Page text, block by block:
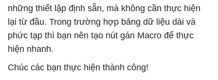
những thiết lập định sẵn, mà không cần thực hiện
lại từ đầu. Trong trường hợp bảng dữ liệu dài và
phức tạp thì bạn nên tạo nút gán Macro để thực
hiện nhanh.
Chúc các bạn thực hiện thành công!